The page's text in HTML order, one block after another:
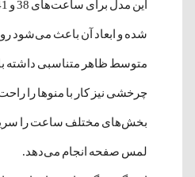
شده و ابعاد آن باعث می‌شود
متوسط ظاهر متناسبی داشته
چرخشی نیز کار با منوها را
بخش‌های مختلف ساعت را
لمس صفحه انجام می‌دهد.